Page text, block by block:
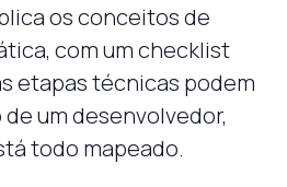
os conceitos de
com um checklist
etapas técnicas podem
um desenvolvedor,
todo mapeado.